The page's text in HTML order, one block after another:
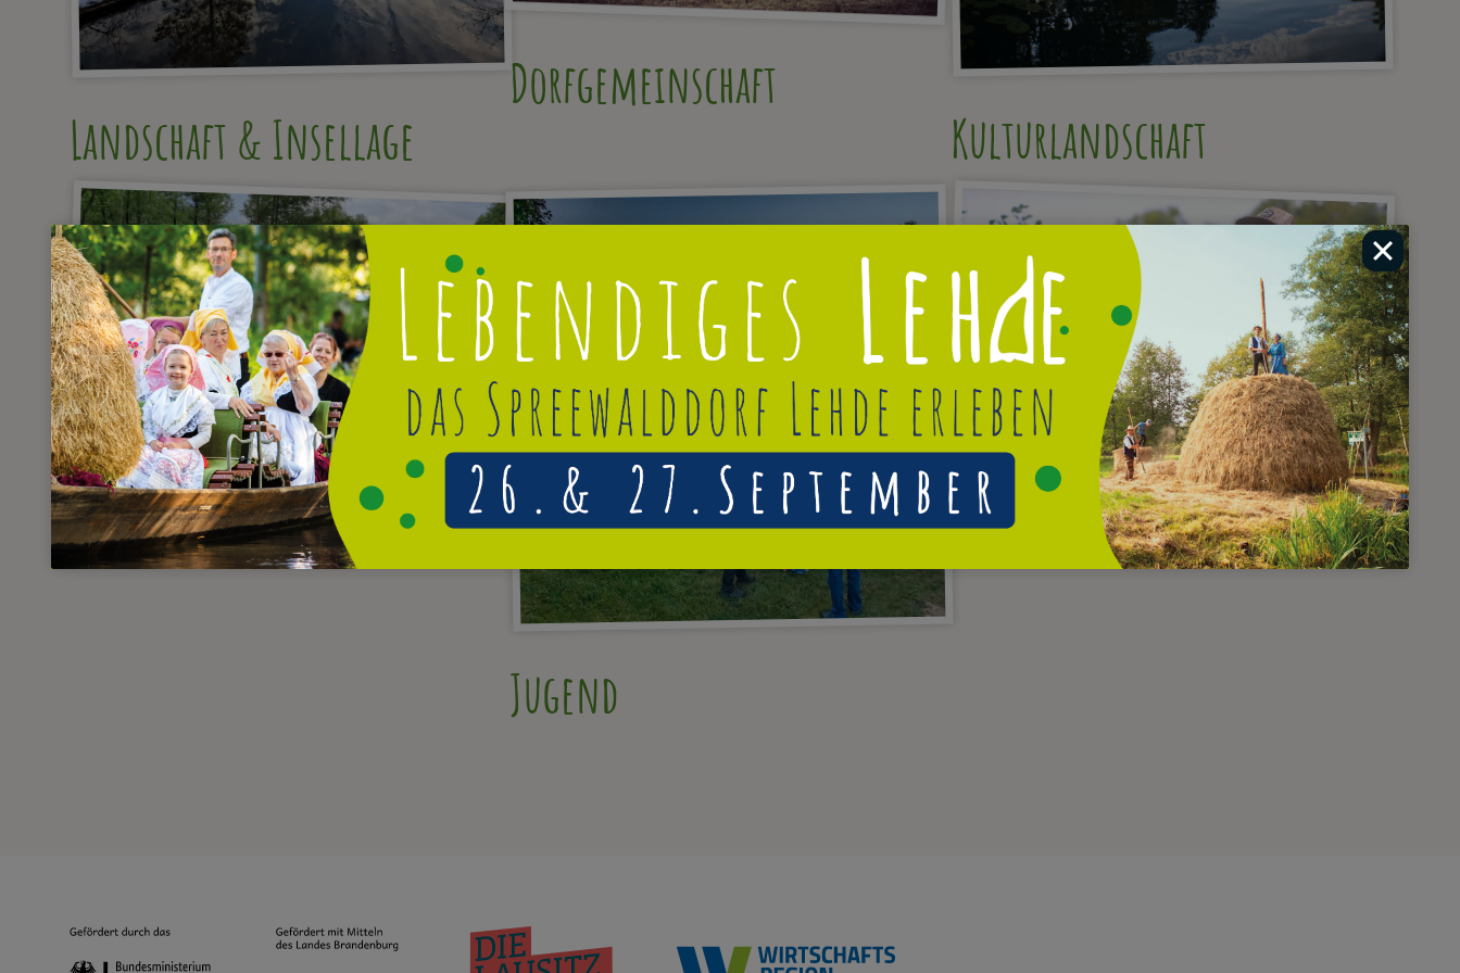
Landschaft & Insellage
Dorfgemeinschaft
Kulturlandschaft
Liebe zur Natur
Jugend
Aufbau des Dorffests